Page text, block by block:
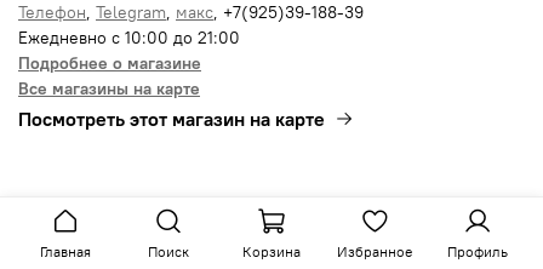
Телефон, Telegram, макс, +7(925)39-188-39
Ежедневно с 10:00 до 21:00
Подробнее о магазине
Все магазины на карте
Посмотреть этот магазин на карте
Главная Поиск Корзина Избранное Профиль